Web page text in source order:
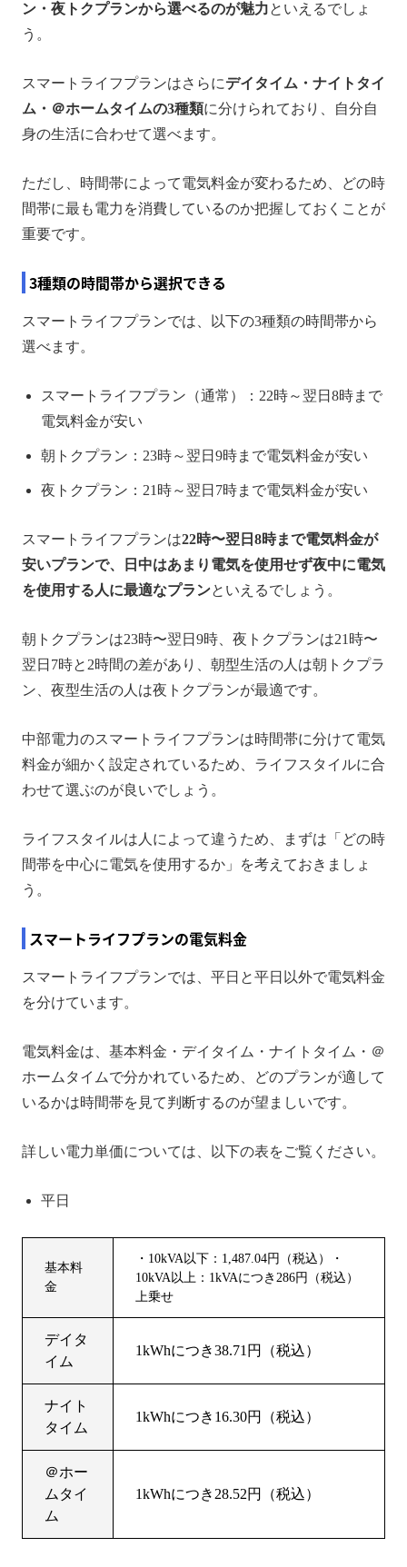
ン・夜トクプランから選べるのが魅力といえるでしょ
う。
スマートライフプランはさらにデイタイム・ナイトタイ
ム・＠ホームタイムの3種類に分けられており、自分自
身の生活に合わせて選べます。
ただし、時間帯によって電気料金が変わるため、どの時
間帯に最も電力を消費しているのか把握しておくことが
重要です。
3種類の時間帯から選択できる
スマートライフプランでは、以下の3種類の時間帯から
選べます。
スマートライフプラン（通常）：22時～翌日8時まで
電気料金が安い
朝トクプラン：23時～翌日9時まで電気料金が安い
夜トクプラン：21時～翌日7時まで電気料金が安い
スマートライフプランは22時〜翌日8時まで電気料金が
安いプランで、日中はあまり電気を使用せず夜中に電気
を使用する人に最適なプランといえるでしょう。
朝トクプランは23時〜翌日9時、夜トクプランは21時〜
翌日7時と2時間の差があり、朝型生活の人は朝トクプラ
ン、夜型生活の人は夜トクプランが最適です。
中部電力のスマートライフプランは時間帯に分けて電気
料金が細かく設定されているため、ライフスタイルに合
わせて選ぶのが良いでしょう。
ライフスタイルは人によって違うため、まずは「どの時
間帯を中心に電気を使用するか」を考えておきましょ
う。
スマートライフプランの電気料金
スマートライフプランでは、平日と平日以外で電気料金
を分けています。
電気料金は、基本料金・デイタイム・ナイトタイム・＠
ホームタイムで分かれているため、どのプランが適して
いるかは時間帯を見て判断するのが望ましいです。
詳しい電力単価については、以下の表をご覧ください。
平日
基本料
金
・10kVA以下：1,487.04円（税込）・
10kVA以上：1kVAにつき286円（税込）
上乗せ
デイタ
イム
1kWhにつき38.71円（税込）
ナイト
タイム
1kWhにつき16.30円（税込）
＠ホー
ムタイ
ム
1kWhにつき28.52円（税込）